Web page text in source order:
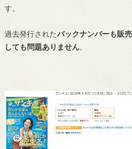
す。
過去発行されたバックナンバーも販
しても問題ありません